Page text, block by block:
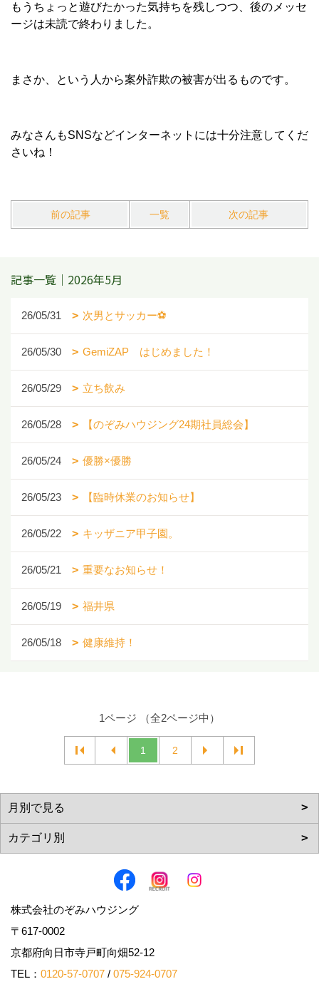
もうちょっと遊びたかった気持ちを残しつつ、後のメッセ
ージは未読で終わりました。
まさか、という人から案外詐欺の被害が出るものです。
みなさんもSNSなどインターネットには十分注意してくだ
さいね！
前の記事 一覧 次の記事
記事一覧｜2026年5月
26/05/31 次男とサッカー⚽️
26/05/30 GemiZAP はじめました！
26/05/29 立ち飲み
26/05/28 【のぞみハウジング24期社員総会】
26/05/24 優勝×優勝
26/05/23 【臨時休業のお知らせ】
26/05/22 キッザニア甲子園。
26/05/21 重要なお知らせ！
26/05/19 福井県
26/05/18 健康維持！
1ページ （全2ページ中）
1 2
株式会社のぞみハウジング
〒617-0002
京都府向日市寺戸町向畑52-12
TEL： 0120-57-0707 / 075-924-0707